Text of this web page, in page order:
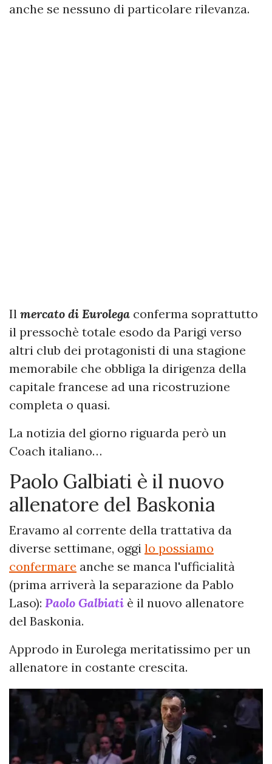
anche se nessuno di particolare rilevanza.
Il mercato di Eurolega conferma soprattutto
il pressochè totale esodo da Parigi verso
altri club dei protagonisti di una stagione
memorabile che obbliga la dirigenza della
capitale francese ad una ricostruzione
completa o quasi.
La notizia del giorno riguarda però un
Coach italiano…
Paolo Galbiati è il nuovo
allenatore del Baskonia
Eravamo al corrente della trattativa da
diverse settimane, oggi lo possiamo
confermare anche se manca l'ufficialità
(prima arriverà la separazione da Pablo
Laso): Paolo Galbiati è il nuovo allenatore
del Baskonia.
Approdo in Eurolega meritatissimo per un
allenatore in costante crescita.